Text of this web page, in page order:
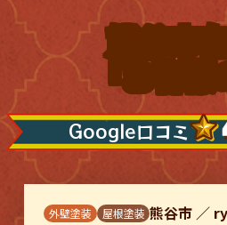
熊谷市
「お客様
Google口コミ
外壁塗装 屋根塗装 熊谷市 ／